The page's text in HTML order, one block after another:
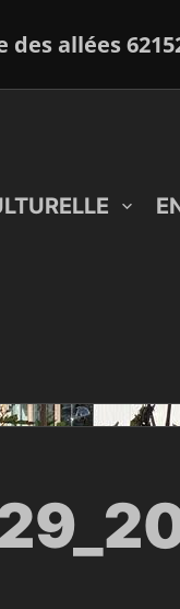
des allées